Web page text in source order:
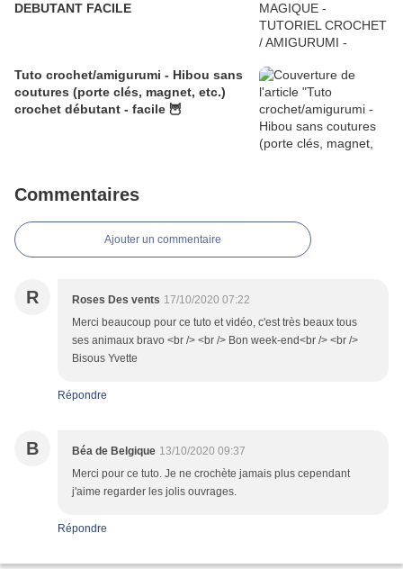
DEBUTANT FACILE
Tuto crochet/amigurumi - Hibou sans
coutures (porte clés, magnet, etc.)
crochet débutant - facile 🦉
Commentaires
Ajouter un commentaire
R Roses Des vents 17/10/2020 07:22
Merci beaucoup pour ce tuto et vidéo, c'est très beaux tous
ses animaux bravo <br /> <br /> Bon week-end<br /> <br />
Bisous Yvette
Répondre
B Béa de Belgique 13/10/2020 09:37
Merci pour ce tuto. Je ne crochète jamais plus cependant
j'aime regarder les jolis ouvrages.
Répondre